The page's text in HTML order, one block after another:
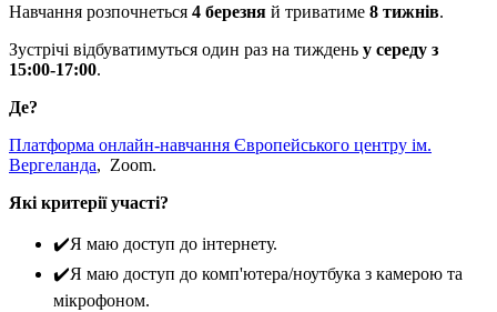
Навчання розпочнеться 4 березня й триватиме 8 тижнів.
Зустрічі відбуватимуться один раз на тиждень у середу з
15:00-17:00.
Де?
Платформа онлайн-навчання Європейського центру ім.
Вергеланда, Zoom.
Які критерії участі?
✔️Я маю доступ до інтернету.
✔️Я маю доступ до комп'ютера/ноутбука з камерою та
мікрофоном.